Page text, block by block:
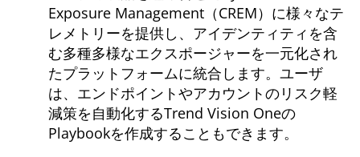
Exposure Management（CREM）に様々なテ
レメトリーを提供し、アイデンティティを含
む多種多様なエクスポージャーを一元化され
たプラットフォームに統合します。ユーザ
は、エンドポイントやアカウントのリスク軽
減策を自動化するTrend Vision Oneの
Playbookを作成することもできます。